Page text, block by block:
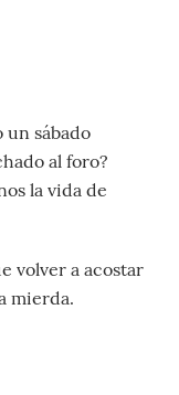
un sábado
al foro?
la vida de
volver a acostar
mierda.